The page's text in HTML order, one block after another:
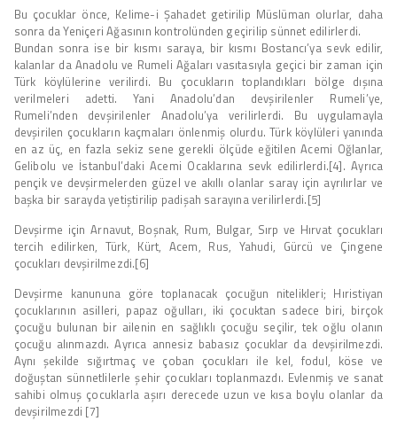
Bu çocuklar önce, Kelime-i Şahadet getirilip Müslüman olurlar, daha
sonra da Yeniçeri Ağasının kontrolünden geçirilip sünnet edilirlerdi.
Bundan sonra ise bir kısmı saraya, bir kısmı Bostancı’ya sevk edilir,
kalanlar da Anadolu ve Rumeli Ağaları vasıtasıyla geçici bir zaman için
Türk köylülerine verilirdi. Bu çocukların toplandıkları bölge dışına
verilmeleri adetti. Yani Anadolu’dan devşirilenler Rumeli’ye,
Rumeli’nden devşirilenler Anadolu’ya verilirlerdi. Bu uygulamayla
devşirilen çocukların kaçmaları önlenmiş olurdu. Türk köylüleri yanında
en az üç, en fazla sekiz sene gerekli ölçüde eğitilen Acemi Oğlanlar,
Gelibolu ve İstanbul’daki Acemi Ocaklarına sevk edilirlerdi.[4]. Ayrıca
pençik ve devşirmelerden güzel ve akıllı olanlar saray için ayrılırlar ve
başka bir sarayda yetiştirilip padişah sarayına verilirlerdi.[5]
Devşirme için Arnavut, Boşnak, Rum, Bulgar, Sırp ve Hırvat çocukları
tercih edilirken, Türk, Kürt, Acem, Rus, Yahudi, Gürcü ve Çingene
çocukları devşirilmezdi.[6]
Devşirme kanununa göre toplanacak çocuğun nitelikleri; Hıristiyan
çocuklarının asilleri, papaz oğulları, iki çocuktan sadece biri, birçok
çocuğu bulunan bir ailenin en sağlıklı çocuğu seçilir, tek oğlu olanın
çocuğu alınmazdı. Ayrıca annesiz babasız çocuklar da devşirilmezdi.
Aynı şekilde sığırtmaç ve çoban çocukları ile kel, fodul, köse ve
doğuştan sünnetlilerle şehir çocukları toplanmazdı. Evlenmiş ve sanat
sahibi olmuş çocuklarla aşırı derecede uzun ve kısa boylu olanlar da
devşirilmezdi [7]